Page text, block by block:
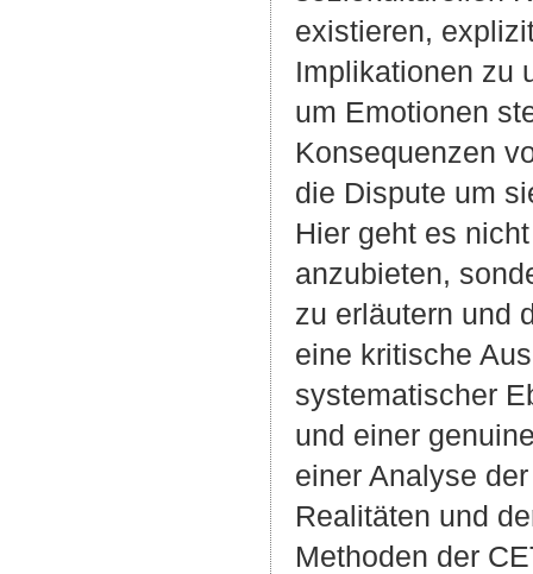
existieren,
Implikationen zu
um Emotionen
Konsequenzen
die Dispute um
Hier geht es
anzubieten,
zu erläutern und
eine kritische
systematischer
und einer
einer Analyse
Realitäten und
Methoden der